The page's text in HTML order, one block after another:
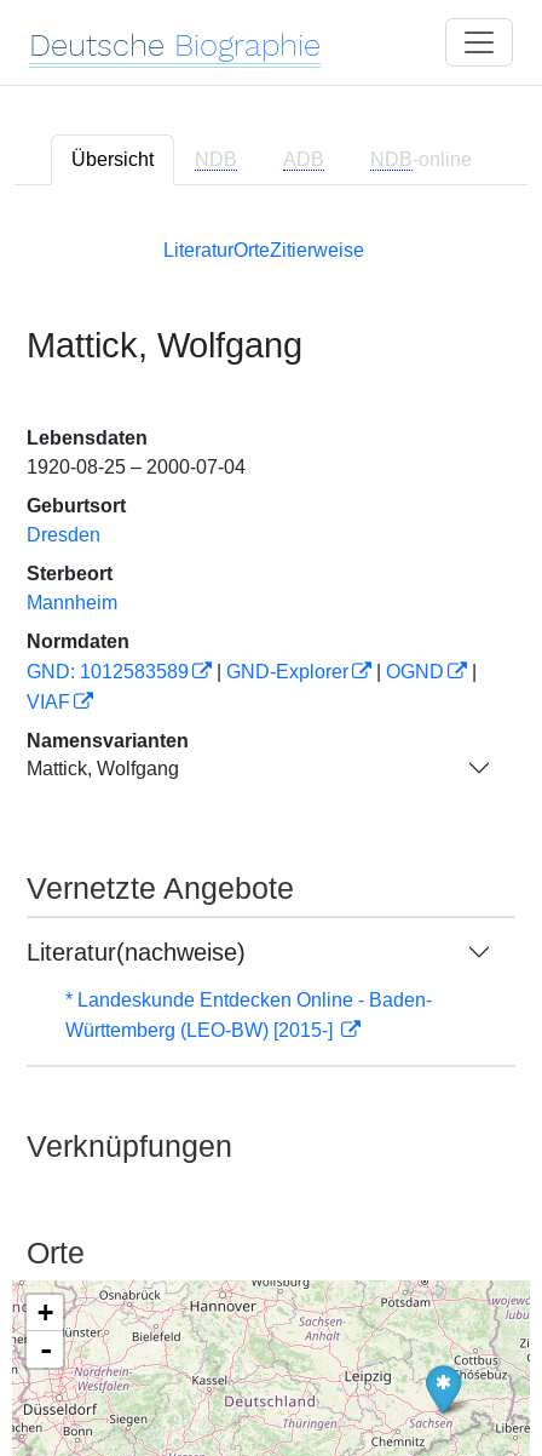
Deutsche Biographie
Übersicht NDB ADB NDB-online
LiteraturOrteZitierweise
Mattick, Wolfgang
Lebensdaten
1920-08-25 – 2000-07-04
Geburtsort
Dresden
Sterbeort
Mannheim
Normdaten
GND: 1012583589
GND-Explorer OGND
VIAF
Namensvarianten
Mattick, Wolfgang
Vernetzte Angebote
Literatur(nachweise)
* Landeskunde Entdecken Online - Baden-
Württemberg (LEO-BW) [2015-]
Verknüpfungen
Orte
+
-